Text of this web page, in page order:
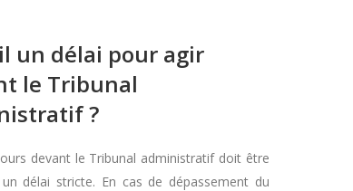
un délai pour agir
le Tribunal
?
devant le Tribunal administratif doit être
délai stricte. En cas de dépassement du